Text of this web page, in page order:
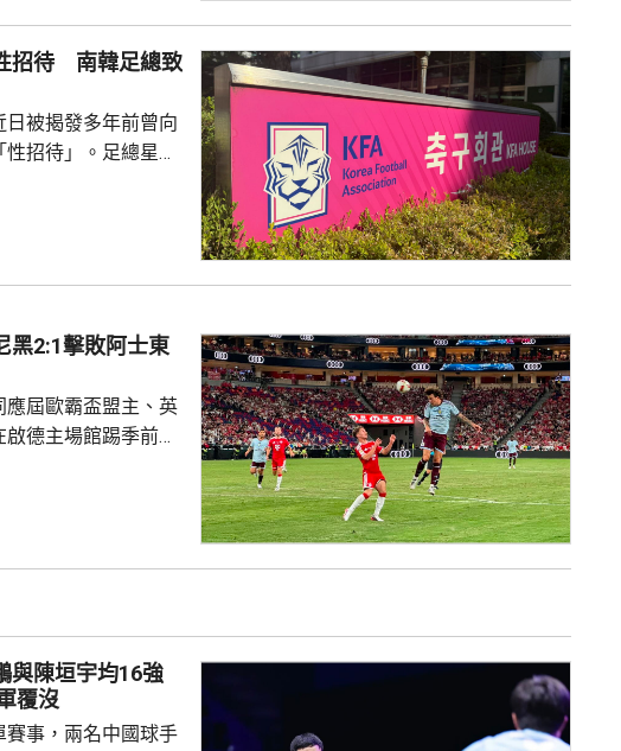
勝出，在4強將會
招待 南韓足總致
被揭發多年前曾向
招待」。足總星期
明度和誠信，以滿
爾、蔚山等地的風
提供「性招待」，
黑2:1擊敗阿士東
屆歐霸盃盟主、英
德主場館踢季前熱
山大柏夫洛域在禁
的組織及攻門。 下
球，但...
與陳垣宇均16強
軍覆沒
事，兩名中國球手